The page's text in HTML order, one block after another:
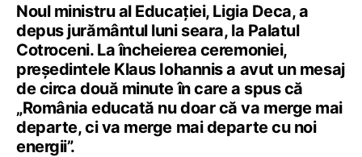
Noul ministru al Educației, Ligia Deca, a
depus jurământul luni seara, la Palatul
Cotroceni. La încheierea ceremoniei,
președintele Klaus Iohannis a avut un mesaj
de circa două minute în care a spus că
„România educată nu doar că va merge mai
departe, ci va merge mai departe cu noi
energii”.